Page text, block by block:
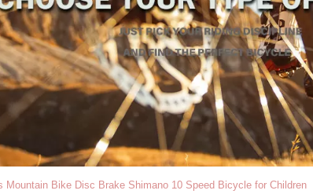
Mountain Bike Disc Brake Shimano 10 Speed ​​Bicycle for Children